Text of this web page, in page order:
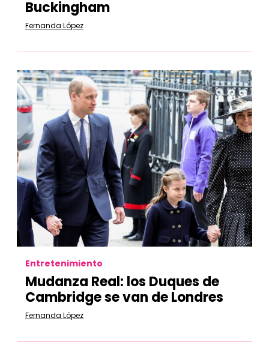
Buckingham
Fernanda López
Entretenimiento
Mudanza Real: los Duques de
Cambridge se van de Londres
Fernanda López